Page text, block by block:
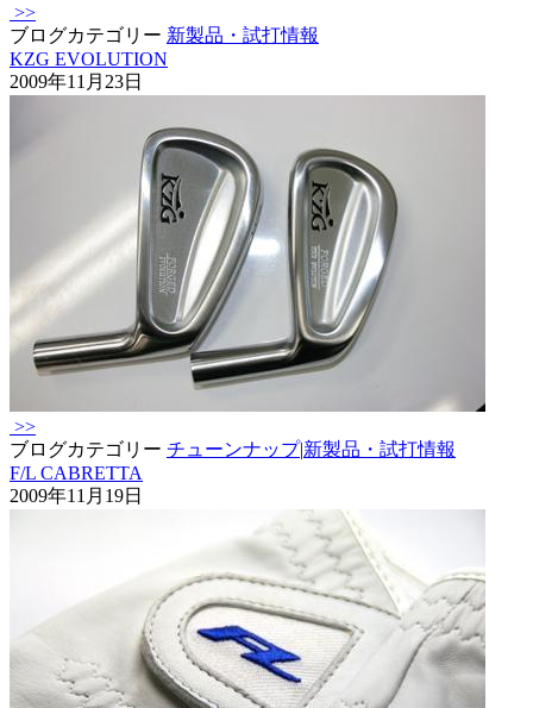
>>
ブログカテゴリー 新製品・試打情報
KZG EVOLUTION
2009年11月23日
>>
ブログカテゴリー チューンナップ|新製品・試打情報
F/L CABRETTA
2009年11月19日